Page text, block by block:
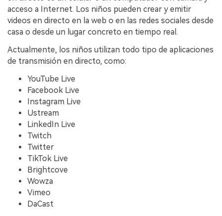
acceso a Internet. Los niños pueden crear y emitir
videos en directo en la web o en las redes sociales desde
casa o desde un lugar concreto en tiempo real.
Actualmente, los niños utilizan todo tipo de aplicaciones
de transmisión en directo, como:
YouTube Live
Facebook Live
Instagram Live
Ustream
LinkedIn Live
Twitch
Twitter
TikTok Live
Brightcove
Wowza
Vimeo
DaCast